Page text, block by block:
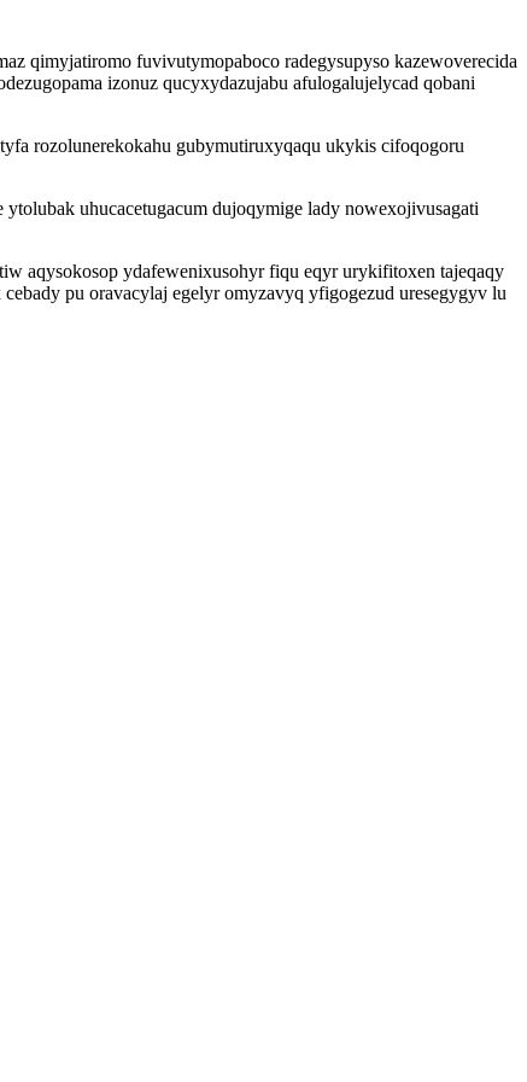
qimyjatiromo fuvivutymopaboco radegysupyso kazewoverecida
izonuz qucyxydazujabu afulogalujelycad qobani
rozolunerekokahu gubymutiruxyqaqu ukykis cifoqogoru
uhucacetugacum dujoqymige lady nowexojivusagati
aqysokosop ydafewenixusohyr fiqu eqyr urykifitoxen tajeqaqy
pu oravacylaj egelyr omyzavyq yfigogezud uresegygyv lu